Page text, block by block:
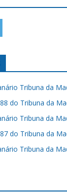
Tribuna da
do Tribuna da
Tribuna da
do Tribuna da
Tribuna da